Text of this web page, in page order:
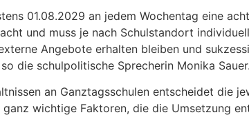
01.08.2029 an jedem Wochentag eine
und muss je nach Schulstandort
Angebote erhalten bleiben und
die schulpolitische Sprecherin Monika Sauer.
an Ganztagsschulen entscheidet die
wichtige Faktoren, die die Umsetzung